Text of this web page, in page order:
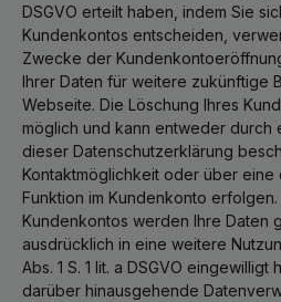
DSGVO erteilt haben, indem Sie
Kundenkontos entscheiden,
Zwecke der
Ihrer Daten für weitere zukünftige
Webseite. Die Löschung Ihres
möglich und kann entweder durch
dieser Datenschutzerklärung
Kontaktmöglichkeit oder über
Funktion im Kundenkonto
Kundenkontos werden Ihre Daten
ausdrücklich in eine weitere
Abs. 1 S. 1 lit. a DSGVO
darüber hinausgehende